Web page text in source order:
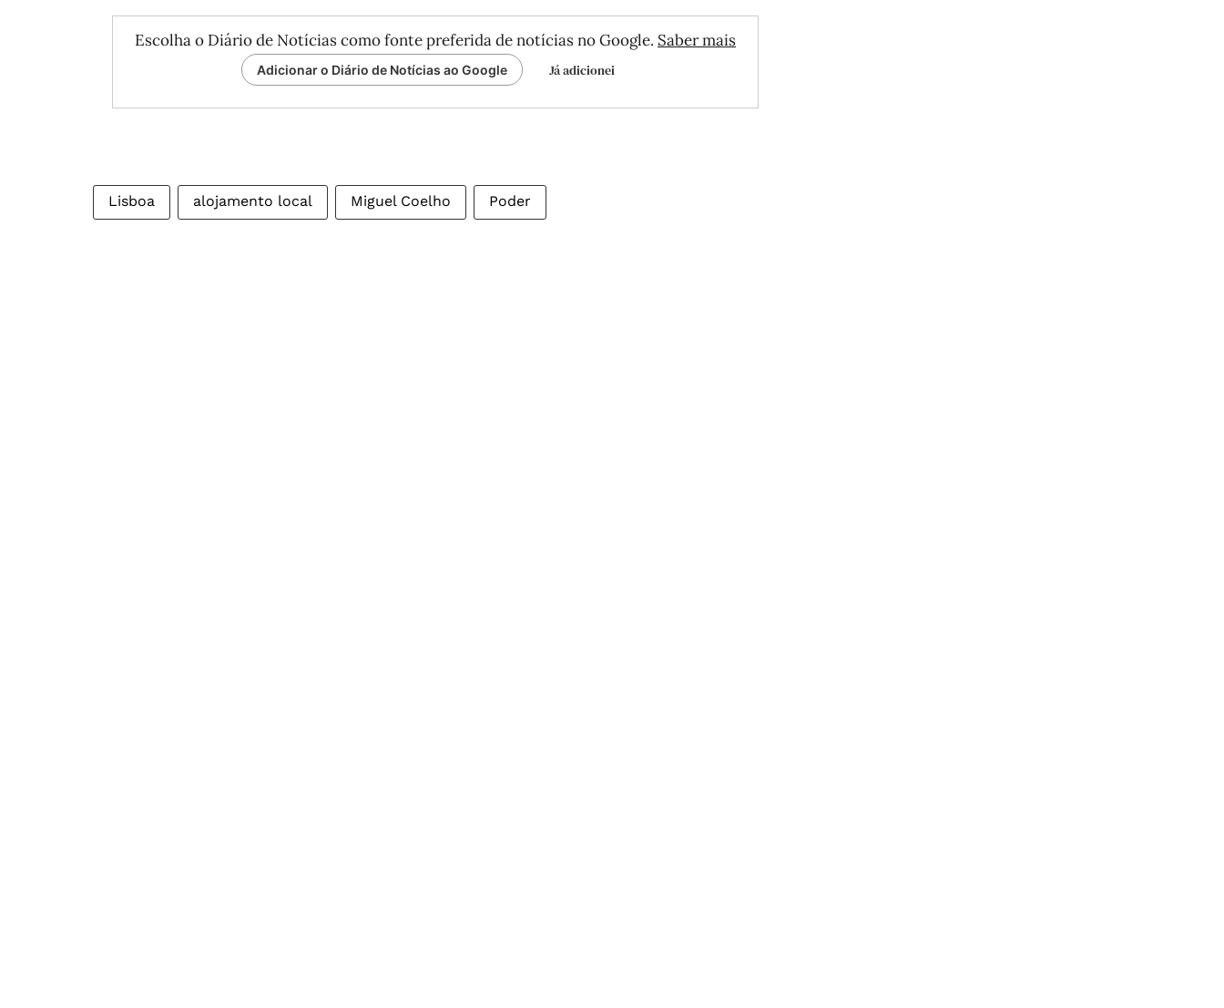
Escolha o Diário de Notícias como fonte preferida de notícias no Google. Saber mais
Adicionar o Diário de Notícias ao Google Já adicionei
Lisboa alojamento local Miguel Coelho Poder